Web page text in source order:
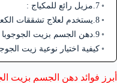
7.مزيل رائع للمكياج :
8.يستخدم لعلاج تشققات الكعبين :
9.دهن الجسم بزيت الجوجوبا يساعد علي تفتيح البشرة :
كيفية اختيار نوعية زيت
أبرز فوائد دهن الجسم بزيت